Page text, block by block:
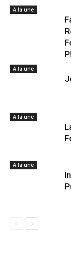
A la une
A la une
A la une
A la une